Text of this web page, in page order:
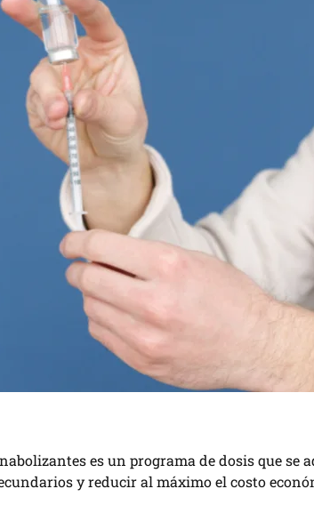
es un programa de dosis que
y reducir al máximo el costo